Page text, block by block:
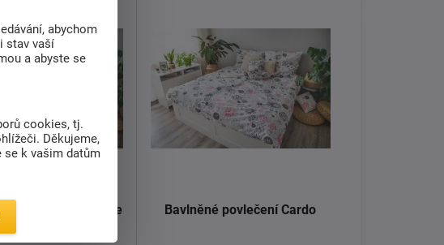
Righe blue Bavlněné povlečení Cardo
abychom
stav vaší
a abyste se
cookies, tj.
Děkujeme,
se k vašim datům